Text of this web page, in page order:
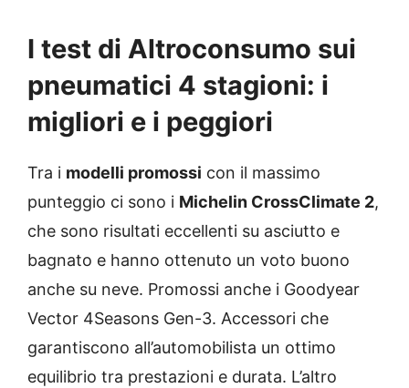
I test di Altroconsumo sui
pneumatici 4 stagioni: i
migliori e i peggiori
Tra i modelli promossi con il massimo
punteggio ci sono i Michelin CrossClimate 2,
che sono risultati eccellenti su asciutto e
bagnato e hanno ottenuto un voto buono
anche su neve. Promossi anche i Goodyear
Vector 4Seasons Gen-3. Accessori che
garantiscono all’automobilista un ottimo
equilibrio tra prestazioni e durata. L’altro